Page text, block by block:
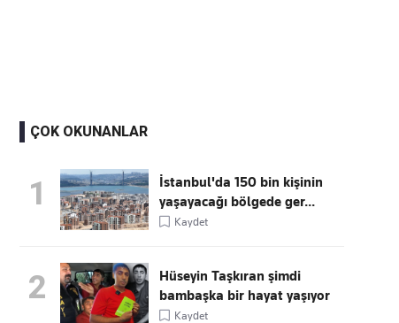
ÇOK OKUNANLAR
1
İstanbul'da 150 bin kişinin
yaşayacağı bölgede ger...
Kaydet
2
Hüseyin Taşkıran şimdi
bambaşka bir hayat yaşıyor
Kaydet